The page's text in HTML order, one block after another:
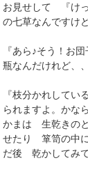
お見せして 『け
の七草なんですけ
『あら♪そう！お
瓶なんだけれど、、
『枝分かれして
られますよ。か
かまは 生乾きの
せたり 箪笥の中
だ後 乾かしてみ